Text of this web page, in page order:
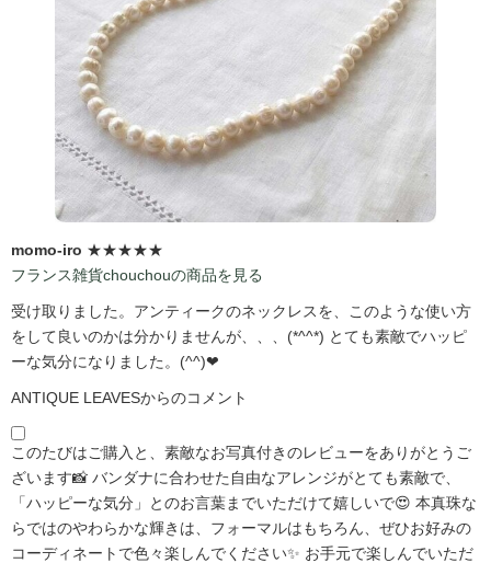
momo-iro ★★★★★
フランス雑貨chouchouの商品を見る
受け取りました。アンティークのネックレスを、このような使い方
をして良いのかは分かりませんが、、、(*^^*) とても素敵でハッピ
ーな気分になりました。(^^)❤
ANTIQUE LEAVESからのコメント
このたびはご購入と、素敵なお写真付きのレビューをありがとうご
ざいます📸 バンダナに合わせた自由なアレンジがとても素敵で、
「ハッピーな気分」とのお言葉までいただけて嬉しいで😍 本真珠な
らではのやわらかな輝きは、フォーマルはもちろん、ぜひお好みの
コーディネートで色々楽しんでください✨ お手元で楽しんでいただ